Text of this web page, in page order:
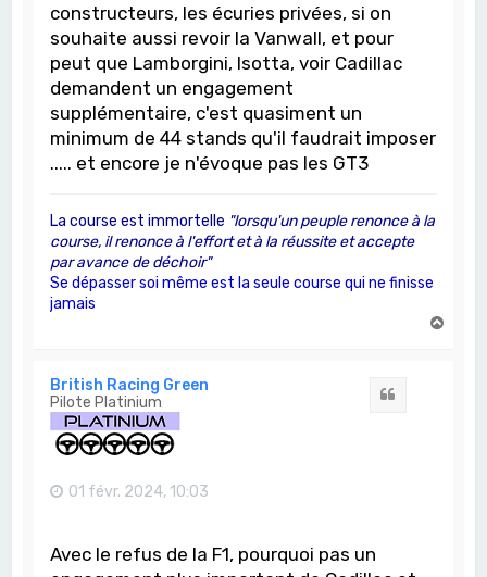
constructeurs, les écuries privées, si on
souhaite aussi revoir la Vanwall, et pour
peut que Lamborgini, Isotta, voir Cadillac
demandent un engagement
supplémentaire, c'est quasiment un
minimum de 44 stands qu'il faudrait imposer
..... et encore je n'évoque pas les GT3
La course est immortelle "lorsqu'un peuple renonce à la
course, il renonce à l'effort et à la réussite et accepte
par avance de déchoir"
Se dépasser soi même est la seule course qui ne finisse
jamais
British Racing Green
Pilote Platinium
01 févr. 2024, 10:03
Avec le refus de la F1, pourquoi pas un